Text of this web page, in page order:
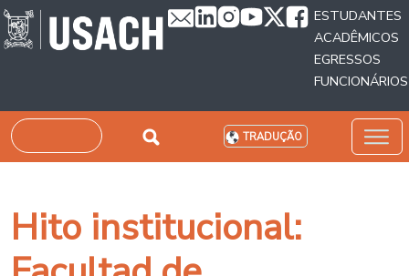
Passar para o conteúdo principal
ESTUDANTES
ACADÊMICOS
EGRESSOS
FUNCIONÁRIOS
Pesquisar TRADUÇÃO
Hito institucional: